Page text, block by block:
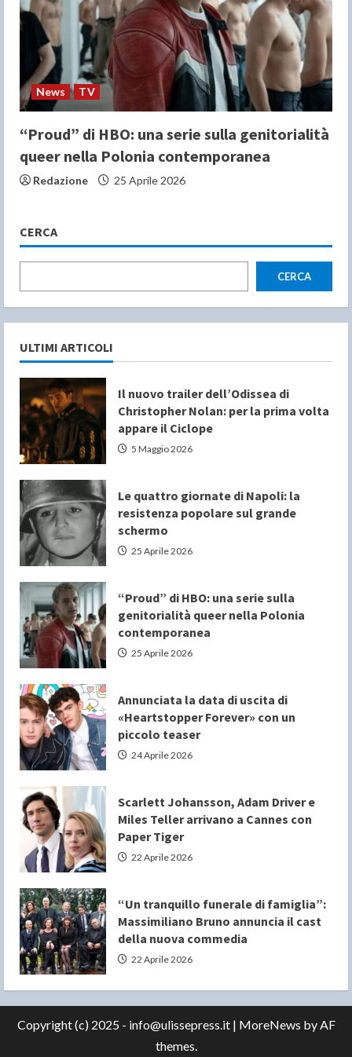
News TV
“Proud” di HBO: una serie sulla genitorialità
queer nella Polonia contemporanea
Redazione 25 Aprile 2026
CERCA
CERCA
ULTIMI ARTICOLI
Il nuovo trailer dell’Odissea di
Christopher Nolan: per la prima volta
appare il Ciclope
5 Maggio 2026
Le quattro giornate di Napoli: la
resistenza popolare sul grande
schermo
25 Aprile 2026
“Proud” di HBO: una serie sulla
genitorialità queer nella Polonia
contemporanea
25 Aprile 2026
Annunciata la data di uscita di
«Heartstopper Forever» con un
piccolo teaser
24 Aprile 2026
Scarlett Johansson, Adam Driver e
Miles Teller arrivano a Cannes con
Paper Tiger
22 Aprile 2026
“Un tranquillo funerale di famiglia”:
Massimiliano Bruno annuncia il cast
della nuova commedia
22 Aprile 2026
Copyright (c) 2025 - info@ulissepress.it | MoreNews by AF
themes.